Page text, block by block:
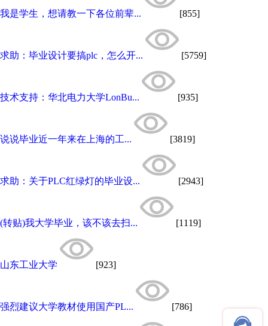
我是学生，想请教一下各位前辈... [855]
求助：毕业设计要搞plc，怎么开... [5759]
技术支持：华北电力大学LonBu... [935]
说说毕业近一年来在上海的工... [3819]
求助：关于PLC红绿灯的毕业设... [2943]
(转贴)我大学毕业，该不该去扫... [1119]
山东工业大学 [923]
强烈建议大学教材使用国产PL... [786]